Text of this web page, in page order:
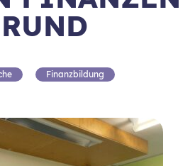
Finanzbildung